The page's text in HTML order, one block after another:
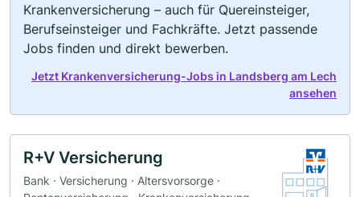
Krankenversicherung – auch für Quereinsteiger,
Berufseinsteiger und Fachkräfte. Jetzt passende
Jobs finden und direkt bewerben.
Jetzt Krankenversicherung-Jobs in Landsberg am Lech
ansehen
R+V Versicherung
Bank · Versicherung · Altersvorsorge ·